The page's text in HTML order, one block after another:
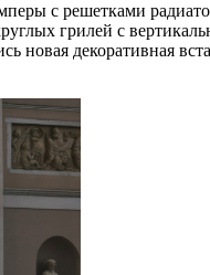
с решетками
грилей с
декоративная